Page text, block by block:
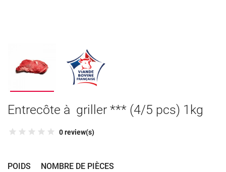
Entrecôte à griller *** (4/5 pcs) 1kg
0 review(s)
POIDS NOMBRE DE PIÈCES